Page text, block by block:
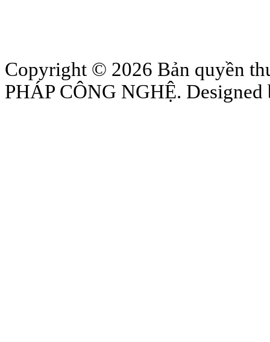
Copyright © 2026 Bản quyền
PHÁP CÔNG NGHỆ.